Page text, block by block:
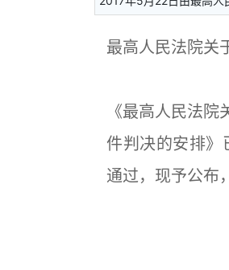
最高人民法院关
《最高人民法
件判决的安排》
通过，现予公布